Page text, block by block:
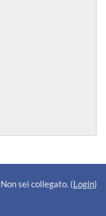
Non sei collegato. (Login)